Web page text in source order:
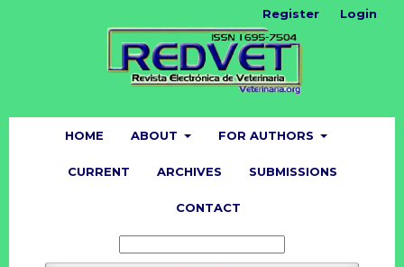
HOME ABOUT FOR AUTHORS
CURRENT ARCHIVES SUBMISSIONS
CONTACT
Register Login